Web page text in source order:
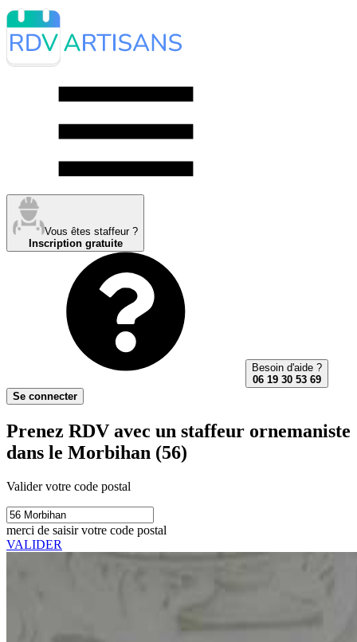
Vous êtes staffeur ?
Inscription gratuite
Besoin d'aide ?
06 19 30 53 69
Se connecter
Prenez RDV avec un staffeur ornemaniste
dans le Morbihan (56)
Valider votre code postal
merci de saisir votre code postal
VALIDER